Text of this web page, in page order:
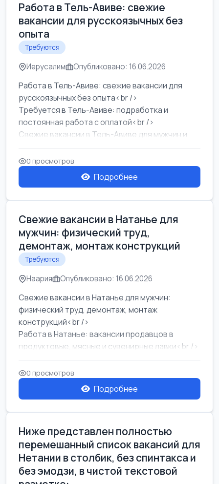
Работа в Тель-Авиве: свежие
вакансии для русскоязычных без
опыта
Требуются
Иерусалим Опубликовано: 16.06.2026
Работа в Тель-Авиве: свежие вакансии для
русскоязычных без опыта<br />
Требуется в Тель-Авиве: подработка и
постоянная работа с оплатой<br />
Свежие вакансии в Тель-Авиве для мужчин и
женщин от хозя...
0 просмотров
Подробнее
Свежие вакансии в Натанье для
мужчин: физический труд,
демонтаж, монтаж конструкций
Требуются
Наария Опубликовано: 16.06.2026
Свежие вакансии в Натанье для мужчин:
физический труд, демонтаж, монтаж
конструкций<br />
Работа в Натанье: вакансии продавцов в
продуктовые, мясные и сувенирные лавки<br />
Разнорабочий на сборку м...
0 просмотров
Подробнее
Ниже представлен полностью
перемешанный список вакансий для
Нетании в столбик, без спинтакса и
без эмодзи, в чистой текстовой